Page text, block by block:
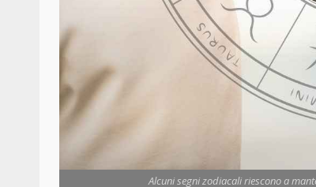
Alcuni segni zodiacali riescono a